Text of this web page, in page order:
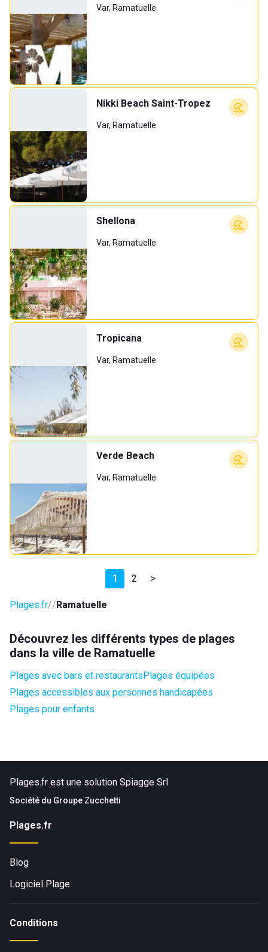
Var, Ramatuelle
Nikki Beach Saint-Tropez
Var, Ramatuelle
Shellona
Var, Ramatuelle
Tropicana
Var, Ramatuelle
Verde Beach
Var, Ramatuelle
1 2 >
Plages.fr Ramatuelle
Découvrez les différents types de plages
dans la ville de Ramatuelle
Plages avec bars et restaurantsPlages équipées
Plages accessibles aux personnes handicapées
Plages pour enfants
Plages.fr est une solution Spiagge Srl
Société du Groupe Zucchetti
Plages.fr
Blog
Logiciel Plage
Conditions